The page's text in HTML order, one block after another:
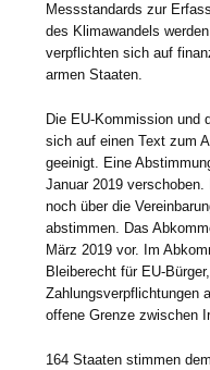
Messstandards zur
des Klimawandels
verpflichten sich auf
armen Staaten.
Die EU-Kommission und
sich auf einen Text zum
geeinigt. Eine
Januar 2019
noch über die
abstimmen. Das
März 2019 vor. Im
Bleiberecht für EU-
Zahlungsverpflichtungen
offene Grenze zwischen
164 Staaten stimmen